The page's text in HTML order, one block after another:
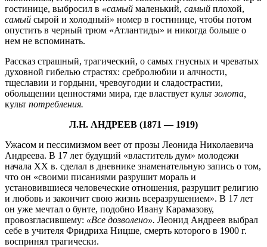
гостинице, выбросил в «самый маленький, самый плохой,
самый сырой и холодный» номер в гостинице, чтобы потом
опустить в черный трюм «Атлантиды» и никогда больше о
нем не вспоминать.
Рассказ страшный, трагический, о самых гнусных и чреватых
духовной гибелью страстях: сребролюбии и алчности,
тщеславии и гордыни, чревоугодии и сладострастии,
обольщении ценностями мира, где властвует культзолота,
культ потребления.
Л.Н. АНДРЕЕВ (1871 — 1919)
Ужасом и пессимизмом веет от прозы Леонида Николаевича
Андреева. В 17 лет будущий «властитель дум» молодежи
начала XX в. сделал в дневнике знаменательную запись о том,
что он «своими писаниями разрушит мораль и
установившиеся человеческие отношения, разрушит религию
и любовь и закончит свою жизнь всеразрушением». В 17 лет
он уже мечтал о бунте, подобно Ивану Карамазову,
провозгласившему: «Все дозволено». Леонид Андреев выбрал
себе в учителя Фридриха Ницше, смерть которого в 1900 г.
воспринял трагически.